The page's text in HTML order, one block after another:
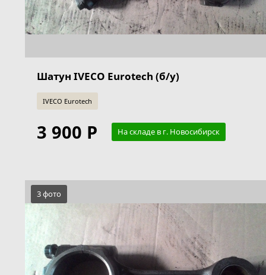
Шатун IVECO Eurotech (б/у)
IVECO Eurotech
3 900 Р На складе в г. Новосибирск
3 фото